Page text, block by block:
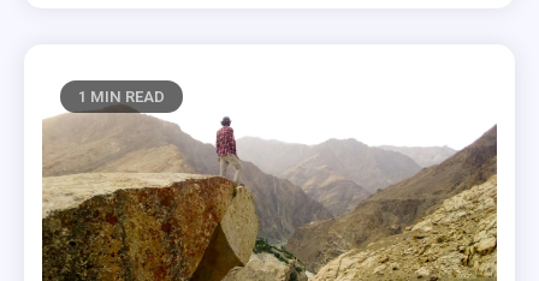
1 MIN READ